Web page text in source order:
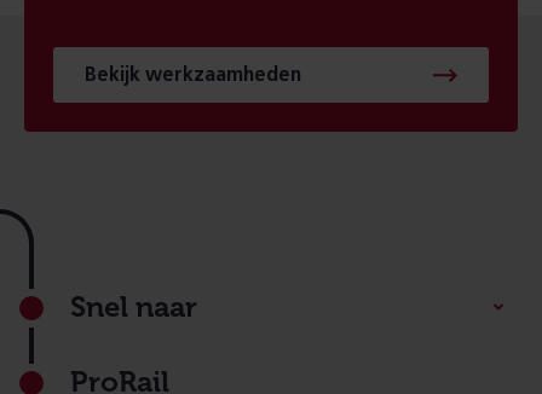
Bekijk werkzaamheden
Footer
Snel naar
ProRail